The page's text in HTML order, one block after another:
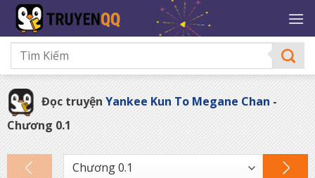
qua
nội
dung
Đọc truyện Yankee Kun To Megane Chan -
Chương 0.1